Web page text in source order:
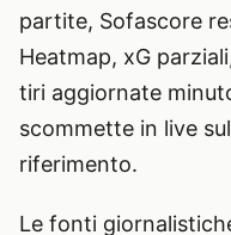
partite, Sofascore
Heatmap, xG
tiri aggiornate
scommette in live
riferimento.
Le fonti